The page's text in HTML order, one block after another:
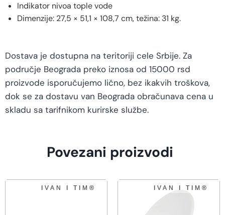
Indikator nivoa tople vode
Dimenzije: 27,5 × 51,1 × 108,7 cm, težina: 31 kg.
Dostava je dostupna na teritoriji cele Srbije. Za
područje Beograda preko iznosa od 15000 rsd
proizvode isporučujemo lično, bez ikakvih troškova,
dok se za dostavu van Beograda obračunava cena u
skladu sa tarifnikom kurirske službe.
Povezani proizvodi